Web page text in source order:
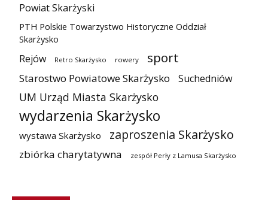
Powiat Skarżyski
PTH Polskie Towarzystwo Historyczne Oddział
Skarżysko
Rejów Retro Skarżysko rowery sport
Starostwo Powiatowe Skarżysko Suchedniów
UM Urząd Miasta Skarżysko
wydarzenia Skarżysko
wystawa Skarżysko zaproszenia Skarżysko
zbiórka charytatywna zespół Perły z Lamusa Skarżysko